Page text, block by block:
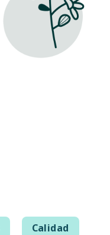
Calidad